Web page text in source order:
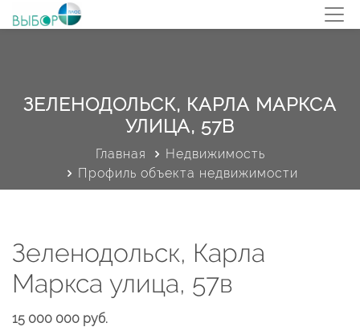
ЗЕЛЕНОДОЛЬСК, КАРЛА МАРКСА
УЛИЦА, 57В
Главная
Недвижимость
Профиль объекта недвижимости
Зеленодольск, Карла
Маркса улица, 57в
15 000 000 руб.